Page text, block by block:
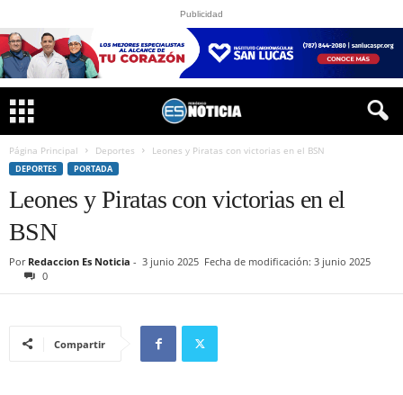
Publicidad
Página Principal Deportes Leones y Piratas con victorias en el BSN
DEPORTES PORTADA
Leones y Piratas con victorias en el
BSN
Por Redaccion Es Noticia - 3 junio 2025 Fecha de modificación: 3 junio 2025
0
Compartir